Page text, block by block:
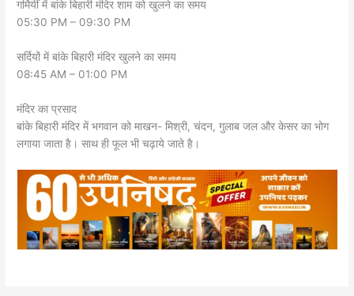
गर्मियीं में बांके बिहारी मंदिर शाम को खुलने का समय
05:30 PM – 09:30 PM
सर्दियों में बांके बिहारी मंदिर खुलने का समय
08:45 AM – 01:00 PM
मंदिर का प्रसाद
बांके बिहारी मंदिर में भगवान को माखन- मिश्री, चंदन, गुलाब जल और केसर का भोग
लगाया जाता है। साथ ही फूल भी चढ़ाये जाते है।